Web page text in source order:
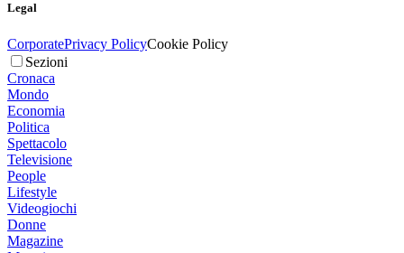
Legal
CorporatePrivacy PolicyCookie Policy
Sezioni
Cronaca
Mondo
Economia
Politica
Spettacolo
Televisione
People
Lifestyle
Videogiochi
Donne
Magazine